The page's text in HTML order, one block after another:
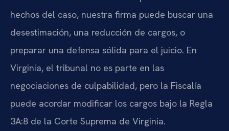
hechos del caso, nuestra firma puede buscar una
desestimación, una reducción de cargos, o
preparar una defensa sólida para el juicio. En
Virginia, el tribunal no es parte en las
negociaciones de culpabilidad, pero la Fiscalía
puede acordar modificar los cargos bajo la Regla
3A:8 de la Corte Suprema de Virginia.